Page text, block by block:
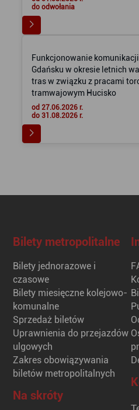
do odwołania
Funkcjonowanie
Gdańsku w okresie letnich
tras w związku z pracami
tramwajowym Hucisko
od 27.06.2026 r.
do 31.08.2026 r.
Bilety metropolitalne
Bilety jednorazowe i
czasowe
Bilety miesięczne kolejowo-
komunalne
Sprzedaż biletów
Uprawnienia do przejazdów
ulgowych
Zakres obowiązywania
biletów metropolitalnych
Na skróty